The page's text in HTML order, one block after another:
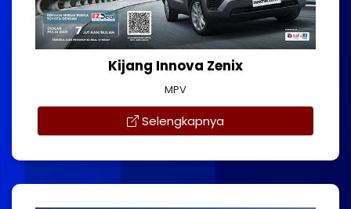
Kijang Innova Zenix
MPV
Selengkapnya